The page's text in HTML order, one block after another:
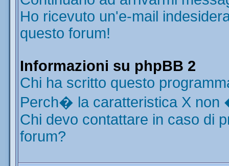
Ho ricevuto un'e-mail
questo forum!
Informazioni su phpBB 2
Chi ha scritto questo
Perch� la caratteristica X non
Chi devo contattare in caso di
forum?